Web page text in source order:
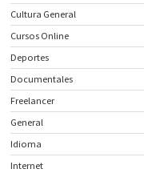
Cultura General
Cursos Online
Deportes
Documentales
Freelancer
General
Idioma
Internet